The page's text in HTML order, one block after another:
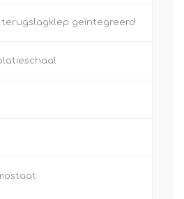
geïntegreerd